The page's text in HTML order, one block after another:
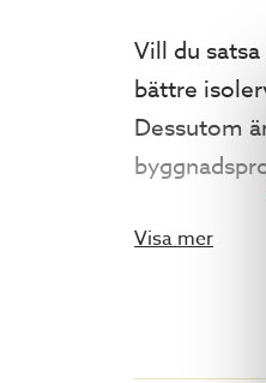
Vill du
bättre
Dessutom
Vad får
Välj till
Visa mer